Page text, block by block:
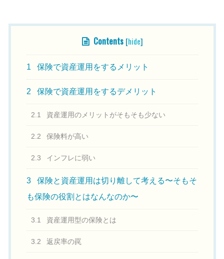
Contents [hide]
1 保険で資産運用をするメリット
2 保険で資産運用をするデメリット
2.1 資産運用のメリットがそもそも少ない
2.2 保険料が高い
2.3 インフレに弱い
3
保険と資産運用は切り離して考える〜そもそ
も保険の役割とはなんなのか〜
3.1 資産運用型の保険とは
3.2 返戻率の罠